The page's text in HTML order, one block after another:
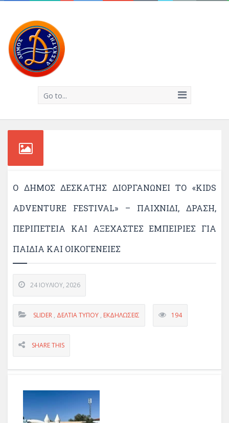
Go to...
Ο ΔΉΜΟΣ ΔΕΣΚΆΤΗΣ ΔΙΟΡΓΑΝΏΝΕΙ ΤΟ «KIDS
ADVENTURE FESTIVAL» – ΠΑΙΧΝΊΔΙ, ΔΡΆΣΗ,
ΠΕΡΙΠΈΤΕΙΑ ΚΑΙ ΑΞΈΧΑΣΤΕΣ ΕΜΠΕΙΡΊΕΣ ΓΙΑ
ΠΑΙΔΙΆ ΚΑΙ ΟΙΚΟΓΈΝΕΙΕΣ
24 ΙΟΥΛΊΟΥ, 2026
SLIDER , ΔΕΛΤΊΑ ΤΎΠΟΥ , ΕΚΔΗΛΏΣΕΙΣ 194
SHARE THIS